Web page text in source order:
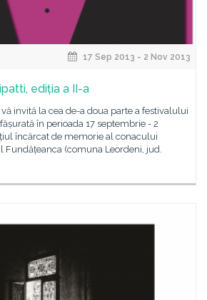
17 Sep 2013 - 2 Nov 2013
ediția a II-a
invită la cea de-a doua parte a festivalului
în perioada 17 septembrie - 2
încărcat de memorie al conacului
Fundățeanca (comuna Leordeni, jud.